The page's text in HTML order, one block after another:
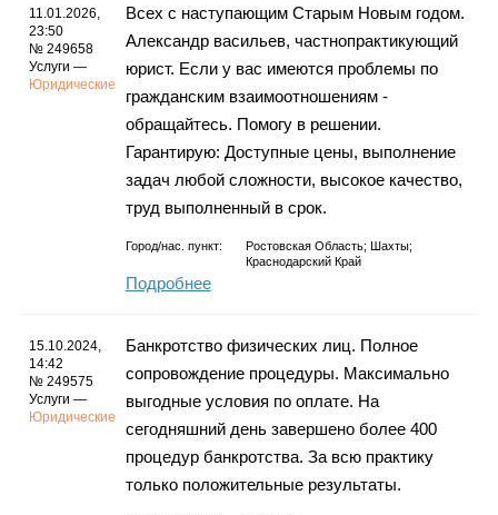
Инфо
Гороскоп
Карты
11.01.2026,
23:50
№ 249658
Услуги —
Юридические
Всех с наступающим Старым Новым годом.
Александр васильев, частнопрактикующий
юрист. Если у вас имеются проблемы по
гражданским взаимоотношениям -
обращайтесь. Помогу в решении.
Гарантирую: Доступные цены, выполнение
задач любой сложности, высокое качество,
труд выполненный в срок.
Город/нас. пункт:
Ростовская Область; Шахты;
Краснодарский Край
Подробнее
15.10.2024,
14:42
№ 249575
Услуги —
Юридические
Банкротство физических лиц. Полное
сопровождение процедуры. Максимально
выгодные условия по оплате. На
сегодняшний день завершено более 400
процедур банкротства. За всю практику
только положительные результаты.